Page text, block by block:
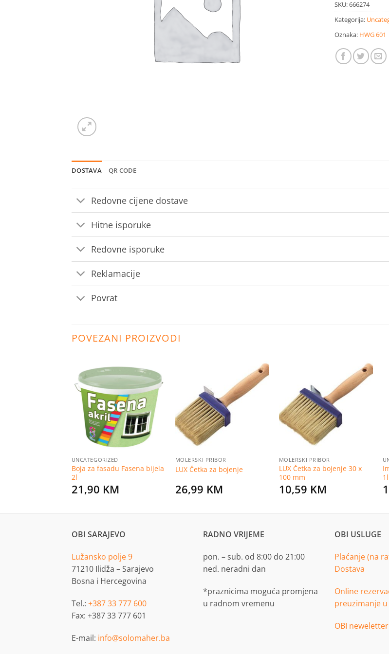
SKU:666274
Kategorija:
Oznaka: HWG 601
DOSTAVA QR CODE
Redovne cijene dostave
Hitne isporuke
Redovne isporuke
Reklamacije
Povrat
POVEZANI PROIZVODI
Dodaj
na
listu
želja
UNCATEGORIZED
Boja za fasadu Fasena bijela
2l
21,90 KM
Dodaj
na
MOLERSKI PRIBOR
LUX Četka za bojenje
26,99 KM
Dodaj
na
MOLERSKI PRIBOR
LUX Četka za bojenje 30 x
100 mm
10,59 KM
1l
OBI SARAJEVO
Lužansko polje 9
71210 Ilidža – Sarajevo
Bosna i Hercegovina
Tel.: +387 33 777 600
Fax: +387 33 777 601
E-mail: info@solomaher.ba
RADNO VRIJEME
pon. – sub. od 8:00 do 21:00
ned. neradni dan
*praznicima moguća promjena
u radnom vremenu
OBI USLUGE
Plaćanje (na
Dostava
Online
preuzimanje
OBI neweletter